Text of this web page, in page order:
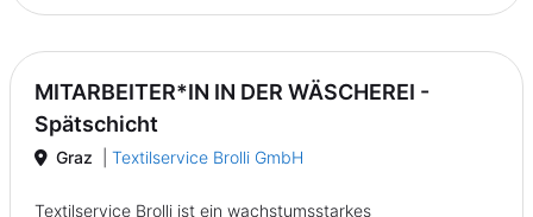
MITARBEITER*IN IN DER WÄSCHEREI -
Spätschicht
Graz Textilservice Brolli GmbH
Textilservice Brolli ist ein wachstumsstarkes